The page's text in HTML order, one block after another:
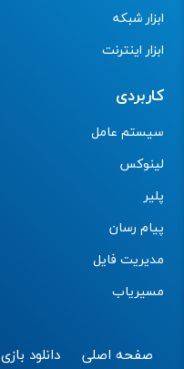
ابزار شبکه
ابزار اینترنت
کاربردی
سیستم عامل
لینوکس
پلیر
پیام رسان
مدیریت فایل
مسیریاب
صفحه اصلی دانلود بازی